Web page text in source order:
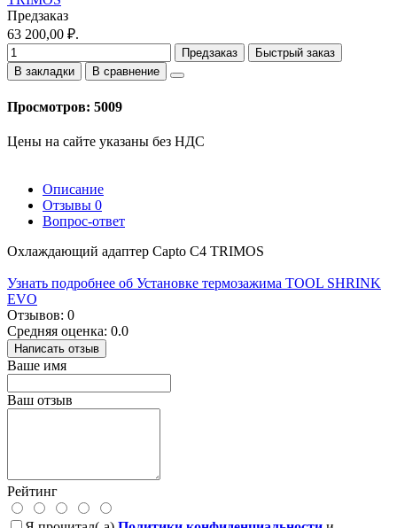
Предзаказ
63 200,00 ₽.
Предзаказ
Быстрый заказ
В закладки
В сравнение
Просмотров: 5009
Цены на сайте указаны без НДС
Описание
Отзывы 0
Вопрос-ответ
Охлаждающий адаптер Capto C4 TRIMOS
Узнать подробнее об Установке термозажима TOOL SHRINK
EVO
Отзывов: 0
Средняя оценка: 0.0
Написать отзыв
Ваше имя
Ваш отзыв
Рейтинг